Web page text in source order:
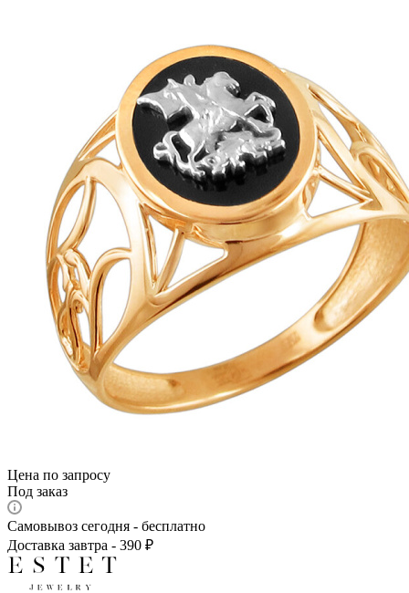
Цена по запросу
Под заказ
Самовывоз сегодня - бесплатно
Доставка завтра - 390 ₽